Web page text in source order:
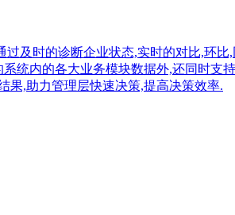
及时的诊断企业状态,实时的对比,环
统内的各大业务模块数据外,还同时支
果,助力管理层快速决策,提高决策效率.